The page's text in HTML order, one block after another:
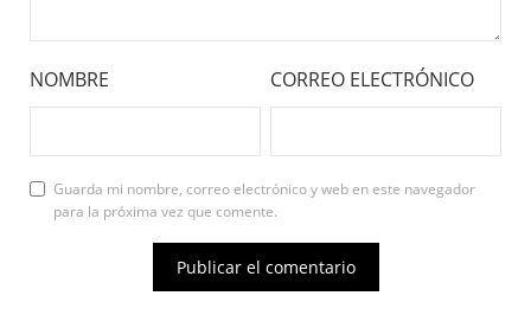
NOMBRE CORREO ELECTRÓNICO
Guarda mi nombre, correo electrónico y web en este navegador
para la próxima vez que comente.